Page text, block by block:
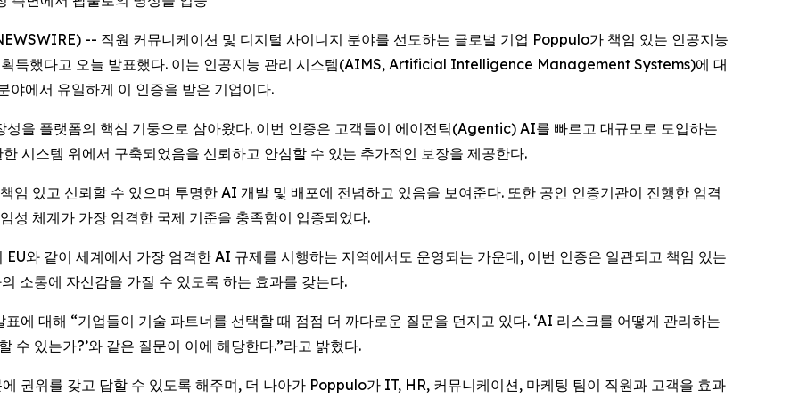
-- 직원 커뮤니케이션 및 디지털 사이니지 분야를 선도하는 글로벌 기업 Poppulo가 책임 있는 인공지능
득했다고 오늘 발표했다. 이는 인공지능 관리 시스템(AIMS, Artificial Intelligence Management Systems)에 대
에서 유일하게 이 인증을 받은 기업이다.
을 플랫폼의 핵심 기둥으로 삼아왔다. 이번 인증은 고객들이 에이전틱(Agentic) AI를 빠르고 대규모로 도입하는
시스템 위에서 구축되었음을 신뢰하고 안심할 수 있는 추가적인 보장을 제공한다.
임 있고 신뢰할 수 있으며 투명한 AI 개발 및 배포에 전념하고 있음을 보여준다. 또한 공인 인증기관이 진행한 엄격
성 체계가 가장 엄격한 국제 기준을 충족함이 입증되었다.
와 같이 세계에서 가장 엄격한 AI 규제를 시행하는 지역에서도 운영되는 가운데, 이번 인증은 일관되고 책임 있는
소통에 자신감을 가질 수 있도록 하는 효과를 갖는다.
대해 “기업들이 기술 파트너를 선택할 때 점점 더 까다로운 질문을 던지고 있다. ‘AI 리스크를 어떻게 관리하는
수 있는가?’와 같은 질문이 이에 해당한다.”라고 밝혔다.
권위를 갖고 답할 수 있도록 해주며, 더 나아가 Poppulo가 IT, HR, 커뮤니케이션, 마케팅 팀이 직원과 고객을 효과